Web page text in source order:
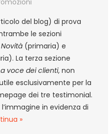
1
del blog) di prova
le sezioni
Novità (primaria) e
La terza sezione
voce dei clienti, non
esclusivamente per la
dei tre testimonial.
in evidenza di
»